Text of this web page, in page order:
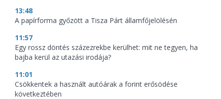
13:48
A papírforma győzött a Tisza Párt államfőjelölésén
11:57
Egy rossz döntés százezrekbe kerülhet: mit ne tegyen, ha
bajba kerül az utazási irodája?
11:01
Csökkentek a használt autóárak a forint erősödése
következtében